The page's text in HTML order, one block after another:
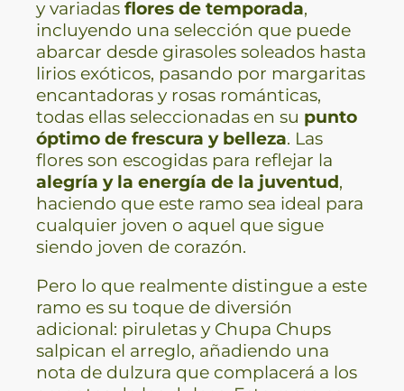
y variadas flores de temporada,
incluyendo una selección que puede
abarcar desde girasoles soleados hasta
lirios exóticos, pasando por margaritas
encantadoras y rosas románticas,
todas ellas seleccionadas en su punto
óptimo de frescura y belleza. Las
flores son escogidas para reflejar la
alegría y la energía de la juventud,
haciendo que este ramo sea ideal para
cualquier joven o aquel que sigue
siendo joven de corazón.
Pero lo que realmente distingue a este
ramo es su toque de diversión
adicional: piruletas y Chupa Chups
salpican el arreglo, añadiendo una
nota de dulzura que complacerá a los